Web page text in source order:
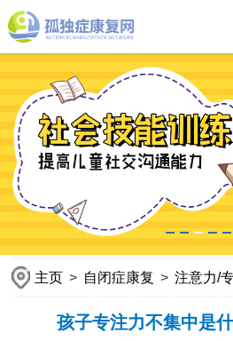
主页 > 自闭症康复 > 注意力/
孩子专注力不集中是